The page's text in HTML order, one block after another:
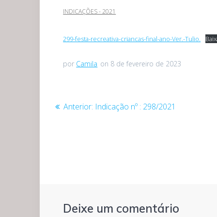
INDICAÇÕES - 2021
299-festa-recreativa-criancas-final-ano-Ver.-Tulio.
por Camila on 8 de fevereiro de 2023
Navegação
Anterior: Post
Indicação nº : 298/2021
Deixe um comentário